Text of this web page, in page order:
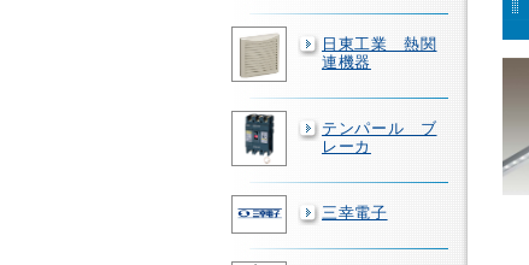
日東工業 熱関
連機器
テンパール ブ
レーカ
三幸電子